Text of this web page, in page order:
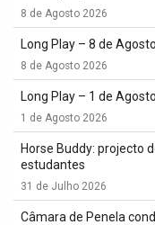
8 de Agosto 2026
Long Play – 8 de
8 de Agosto 2026
Long Play – 1 de
1 de Agosto 2026
Horse Buddy: projecto
estudantes
31 de Julho 2026
Câmara de Penela